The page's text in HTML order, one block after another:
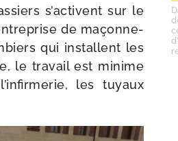
s’activent sur le
de maçon­ne­
qui ins­tallent les
le tra­vail est minime
les tuyaux